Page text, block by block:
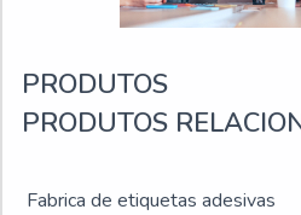
fatores, agregados a uma
sucesso de cada cliente de
PRODUTOS
PRODUTOS
Fabrica de etiquetas adesivas